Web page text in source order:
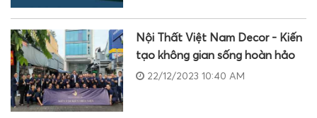
Nội Thất Việt Nam Decor - Kiến
tạo không gian sống hoàn hảo
22/12/2023 10:40 AM